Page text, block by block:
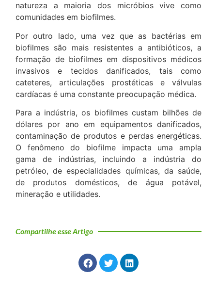
natureza a maioria dos micróbios vive como
comunidades em biofilmes.
Por outro lado, uma vez que as bactérias em
biofilmes são mais resistentes a antibióticos, a
formação de biofilmes em dispositivos médicos
invasivos e tecidos danificados, tais como
cateteres, articulações prostéticas e válvulas
cardíacas é uma constante preocupação médica.
Para a indústria, os biofilmes custam bilhões de
dólares por ano em equipamentos danificados,
contaminação de produtos e perdas energéticas.
O fenômeno do biofilme impacta uma ampla
gama de indústrias, incluindo a indústria do
petróleo, de especialidades químicas, da saúde,
de produtos domésticos, de água potável,
mineração e utilidades.
Compartilhe esse Artigo